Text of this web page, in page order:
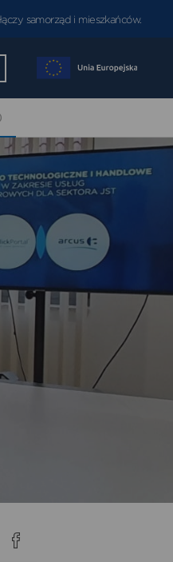
samorząd i mieszkańców.